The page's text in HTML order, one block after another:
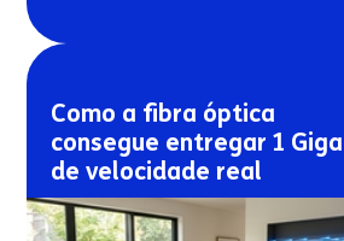
costumam travar mais.
Como a fibra óptica
consegue entregar 1 Giga
de velocidade real